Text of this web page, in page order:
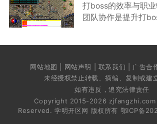
差
打boss的效率与职业
团队协作是提升打
疗和辅
网站地图 | 网站声明 | 联系我们 | 广告合
未经授权禁止转载、摘编、复制或建
如有违反，追究法律责任
Copyright 2015-2026 zjfangzhi.com
Reserved. 学明开区网 版权所有 鄂ICP备